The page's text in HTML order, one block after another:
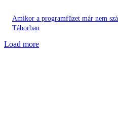
Amikor a programfüzet már nem
Táborban
Load more